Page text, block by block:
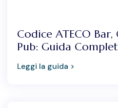
Codice ATECO
Pub: Guida
Leggi la guida >